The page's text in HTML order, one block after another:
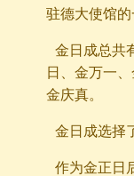
驻德大使馆
金日成总共
日、金万一
金庆真。
金日成选择
作为金正日